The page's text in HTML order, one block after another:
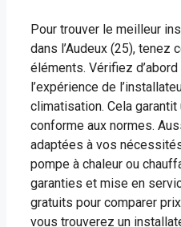
Pour trouver le meilleur
dans l’Audeux (25), tenez
éléments. Vérifiez
l’expérience de
climatisation. Cela
conforme aux normes.
adaptées à vos
pompe à chaleur ou
garanties et mise en
gratuits pour comparer
vous trouverez un